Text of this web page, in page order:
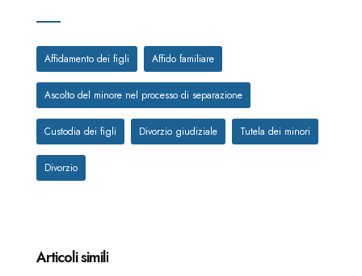
Affidamento dei figli Affido familiare
Ascolto del minore nel processo di separazione
Custodia dei figli Divorzio giudiziale Tutela dei minori
Divorzio
Articoli simili